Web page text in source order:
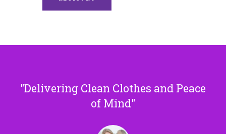
Delivering Clean Clothes and Peace
of Mind